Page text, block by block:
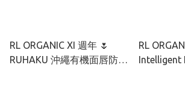
RL ORGANIC XI 週年 🌷
RUHAKU 沖繩有機面唇防曬
RL
Intelligent